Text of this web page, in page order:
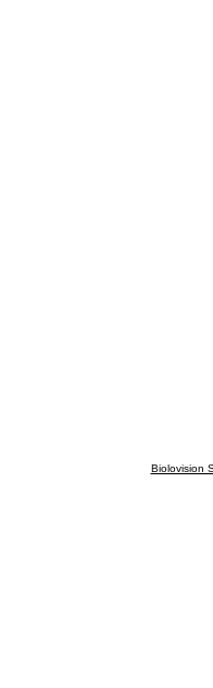
Biolovision